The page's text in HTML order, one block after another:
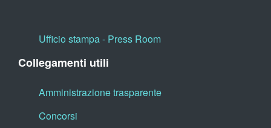
Ufficio stampa - Press Room
Collegamenti utili
Amministrazione trasparente
Concorsi